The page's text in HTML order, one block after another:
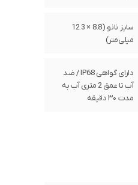
سایز نانو (8.8 × 12.3
میلی‌متر)
دارای گواهی IP68 / ضد
آب تا عمق 2 متری آب به
مدت ۳۰ دقیقه